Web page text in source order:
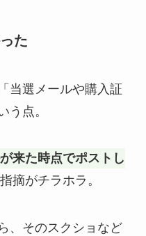
た
当選メールや購入証
う点。
来た時点でポストし
摘がチラホラ。
、そのスクショなど